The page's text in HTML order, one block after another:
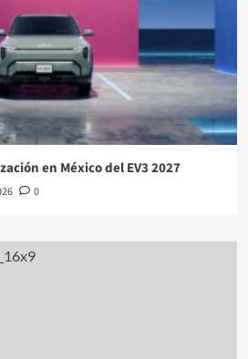
en México del EV3 2027
0